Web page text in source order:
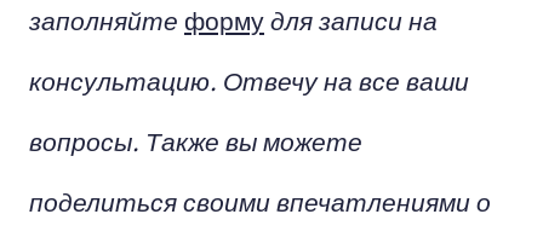
заполняйте формудля записи на
консультацию. Отвечу на все ваши
вопросы. Также вы можете
поделиться своими впечатлениями о